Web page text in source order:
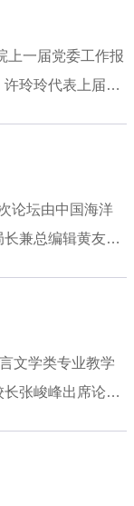
规划做深做细、
、社会服务等多
多具有建设性的
上一届党委工作报
玲玲代表上届党
高举中国特色社
深入贯彻落实习
目标，聚焦外语
论坛由中国海洋
兼总编辑黄友
，并简要介绍了
和如山厚望转化
进步，形成了鲜
文学类专业教学
张峻峰出席论坛
坛汇聚了外语领